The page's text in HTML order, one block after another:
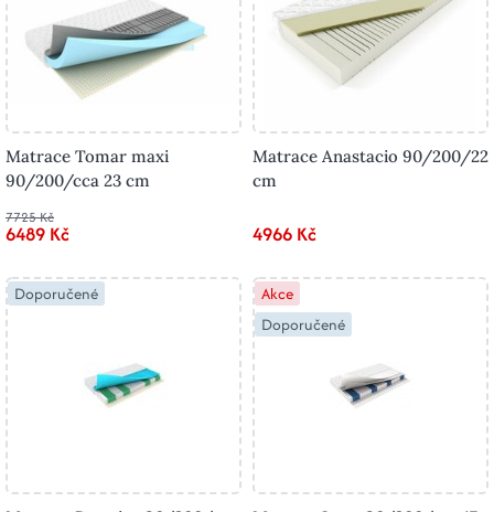
Matrace Tomar maxi
90/200/cca 23 cm
7725 Kč
6489 Kč
Matrace Anastacio 90/200/22
cm
4966 Kč
Doporučené
Akce
Doporučené